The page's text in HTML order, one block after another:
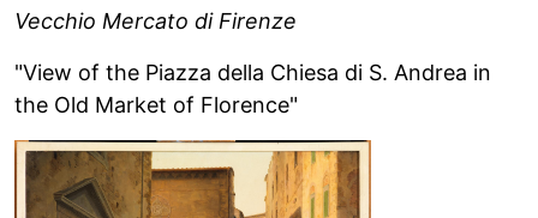
Vecchio Mercato di Firenze
"View of the Piazza della Chiesa di S. Andrea in
the Old Market of Florence"